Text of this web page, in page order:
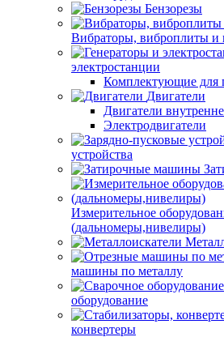
Бензорезы
Вибраторы, виброплиты и
электростанции
Комплектующие для
Двигатели
Двигатели
Электродвигатели
устройства
Измерительное
(дальномеры,нивелиры)
машины по металлу
оборудование
конвертеры